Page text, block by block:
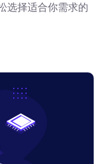
选择适合你需求的